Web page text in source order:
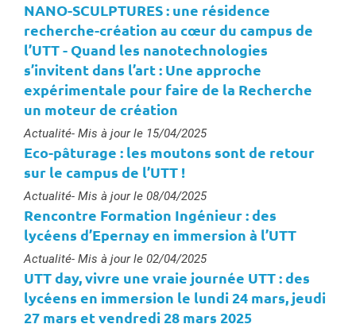
NANO-SCULPTURES : une résidence
recherche-création au cœur du campus de
l’UTT - Quand les nanotechnologies
s’invitent dans l’art : Une approche
expérimentale pour faire de la Recherche
un moteur de création
Type :
Actualité- Mis à jour le 15/04/2025
Eco-pâturage : les moutons sont de retour
sur le campus de l’UTT !
Type :
Actualité- Mis à jour le 08/04/2025
Rencontre Formation Ingénieur : des
lycéens d’Epernay en immersion à l’UTT
Type :
Actualité- Mis à jour le 02/04/2025
UTT day, vivre une vraie journée UTT : des
lycéens en immersion le lundi 24 mars, jeudi
27 mars et vendredi 28 mars 2025